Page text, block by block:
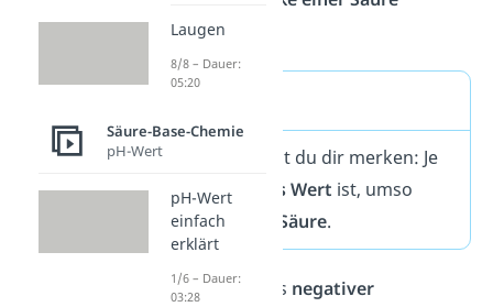
beschreibt.
Generell kannst du dir merken: Je
kleinerder pKs Wert ist, umso
stärkerist die Säure.
Er ist definiert als negativer
Laugen
8/8 – Dauer:
05:20
Säure-Base-Chemie
pH-Wert
pH-Wert
einfach
erklärt
1/6 – Dauer:
03:28